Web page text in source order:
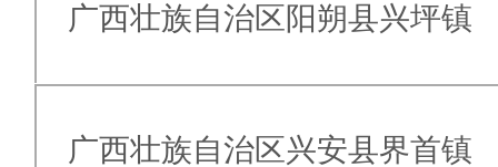
广西壮族自治区阳朔县兴坪镇
广西壮族自治区兴安县界首镇